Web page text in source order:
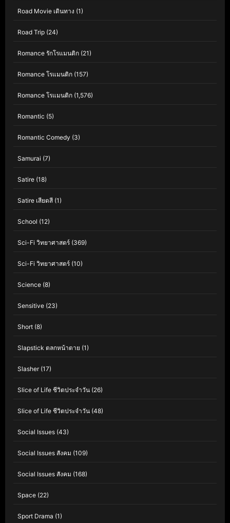
Road Movie เดินทาง (1)
Road Trip (24)
Romance รักโรแมนติก (21)
Romance โรแมนติก (157)
Romance โรแมนติก (1,576)
Romantic (5)
Romantic Comedy (3)
Samurai (7)
Satire (18)
Satire เสียดสี (1)
School (12)
Sci-Fi วิทยาศาสตร์ (369)
Sci-Fi วิทยาศาสตร์ (10)
Science (8)
Sensitive (23)
Short (8)
Slapstick ตลกหน้าตาย (1)
Slasher(17)
Slice of Life ชีวิตประจำวัน (26)
Slice of Life ชีวิตประจำวัน (48)
Social Issues (43)
Social Issues สังคม (109)
Social Issues สังคม (168)
Space (22)
Sport Drama (1)